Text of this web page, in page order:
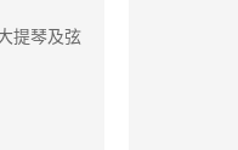
提琴及弦